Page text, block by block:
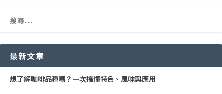
最新文章
想了解咖啡品種嗎？一次搞懂特色、風味與應用